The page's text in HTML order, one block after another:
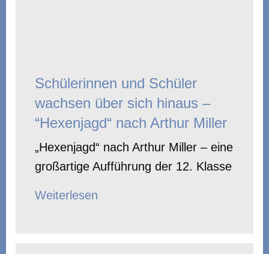
Schülerinnen und Schüler
wachsen über sich hinaus –
“Hexenjagd“ nach Arthur Miller
„Hexenjagd“ nach Arthur Miller – eine
großartige Aufführung der 12. Klasse
Weiterlesen